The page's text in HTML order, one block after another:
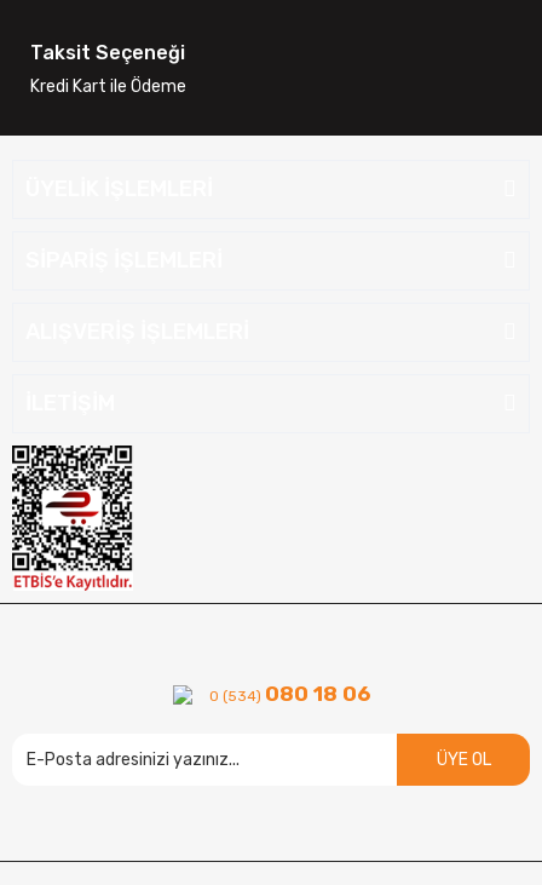
Taksit Seçeneği
Kredi Kart ile Ödeme
0 (534) 080 18 06
ÜYE OL